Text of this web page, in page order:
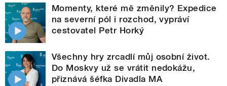
Momenty, které mě změnily? Expedice
na severní pól i rozchod, vypráví
cestovatel Petr Horký
Všechny hry zrcadlí můj osobní život.
Do Moskvy už se vrátit nedokážu,
přiznává šéfka Divadla MA